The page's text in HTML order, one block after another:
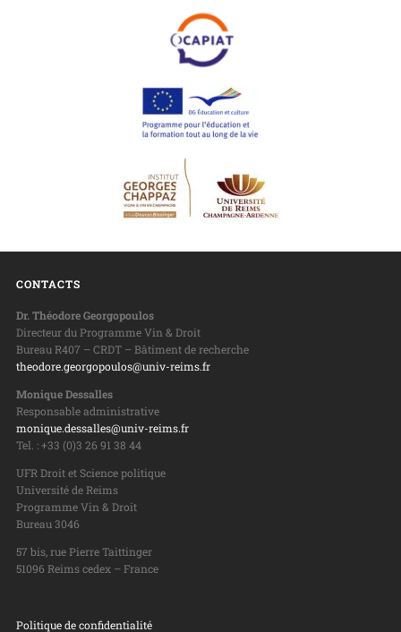
CONTACTS
Dr. Théodore Georgopoulos
Directeur du Programme Vin & Droit
Bureau R407 – CRDT – Bâtiment de recherche
theodore.georgopoulos@univ-reims.fr
Monique Dessalles
Responsable administrative
monique.dessalles@univ-reims.fr
Tel. : +33 (0)3 26 91 38 44
UFR Droit et Science politique
Université de Reims
Programme Vin & Droit
Bureau 3046
57 bis, rue Pierre Taittinger
51096 Reims cedex – France
Politique de confidentialité